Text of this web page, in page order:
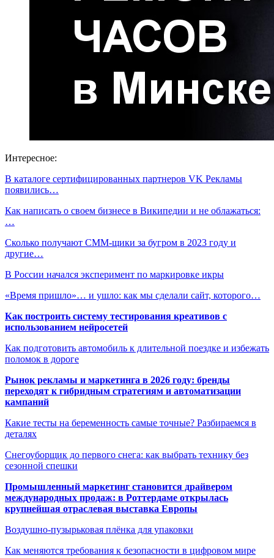
Интересное:
В каталоге сертифицированных партнеров VK Рекламы
появились…
Как написать о своем бизнесе в Википедии и не облажаться:
…
Сколько получают СММ-щики за бугром в 2023 году и
другие…
В России начался эксперимент по маркировке икры
«‎Время пришло»… и ушло: как мы сделали сайт, которого…
Как построить систему тестирования креативов с
использованием нейросетей
Как подготовить автомобиль к длительной поездке и избежать
поломок в дороге
Рынок рекламы и маркетинга в 2026 году: бренды
переходят к гибридным стратегиям и автоматизации
кампаний
Какие тесты на беременность самые точные? Разбираемся в
деталях
Снегоуборщик до первого снега: как выбрать технику без
сезонной спешки
Промышленный маркетинг становится драйвером
международных продаж: в Роттердаме открылась
крупнейшая отраслевая выставка Европы
Воздушно-пузырьковая плёнка для упаковки
Как меняются требования к безопасности в цифровом мире